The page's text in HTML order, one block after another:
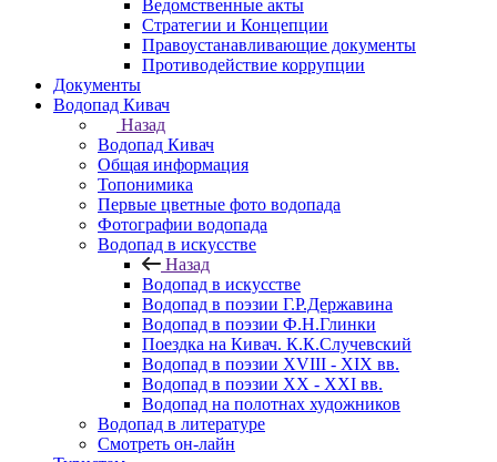
Ведомственные акты
Стратегии и Концепции
Правоустанавливающие документы
Противодействие коррупции
Документы
Водопад Кивач
Назад
Водопад Кивач
Общая информация
Топонимика
Первые цветные фото водопада
Фотографии водопада
Водопад в искусстве
Назад
Водопад в искусстве
Водопад в поэзии Г.Р.Державина
Водопад в поэзии Ф.Н.Глинки
Поездка на Кивач. К.К.Случевский
Водопад в поэзии XVIII - XIX вв.
Водопад в поэзии XX - XXI вв.
Водопад на полотнах художников
Водопад в литературе
Смотреть он-лайн